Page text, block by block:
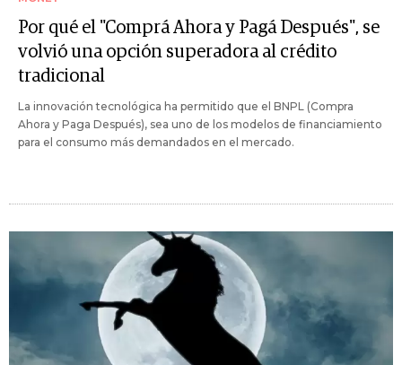
Por qué el "Comprá Ahora y Pagá Después", se
volvió una opción superadora al crédito
tradicional
La innovación tecnológica ha permitido que el BNPL (Compra
Ahora y Paga Después), sea uno de los modelos de financiamiento
para el consumo más demandados en el mercado.